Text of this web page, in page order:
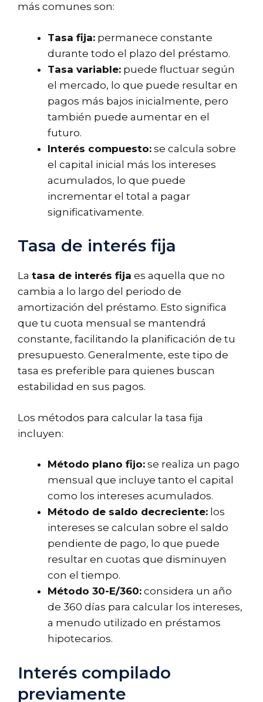
más comunes son:
Tasa fija: permanece constante
durante todo el plazo del préstamo.
Tasa variable: puede fluctuar según
el mercado, lo que puede resultar en
pagos más bajos inicialmente, pero
también puede aumentar en el
futuro.
Interés compuesto: se calcula sobre
el capital inicial más los intereses
acumulados, lo que puede
incrementar el total a pagar
significativamente.
Tasa de interés fija
La tasa de interés fija es aquella que no
cambia a lo largo del periodo de
amortización del préstamo. Esto significa
que tu cuota mensual se mantendrá
constante, facilitando la planificación de tu
presupuesto. Generalmente, este tipo de
tasa es preferible para quienes buscan
estabilidad en sus pagos.
Los métodos para calcular la tasa fija
incluyen:
Método plano fijo: se realiza un pago
mensual que incluye tanto el capital
como los intereses acumulados.
Método de saldo decreciente: los
intereses se calculan sobre el saldo
pendiente de pago, lo que puede
resultar en cuotas que disminuyen
con el tiempo.
Método 30-E/360: considera un año
de 360 días para calcular los intereses,
a menudo utilizado en préstamos
hipotecarios.
Interés compilado
previamente